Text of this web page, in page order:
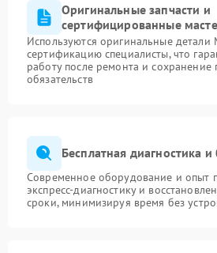
Оригинальные запчасти и
сертифицированные
Используются оригинальные
сертификацию специалисты, что
работу после ремонта и сохранение
обязательств
Бесплатная диагностика
Современное оборудование и опыт
экспресс-диагностику и
сроки, минимизируя время без